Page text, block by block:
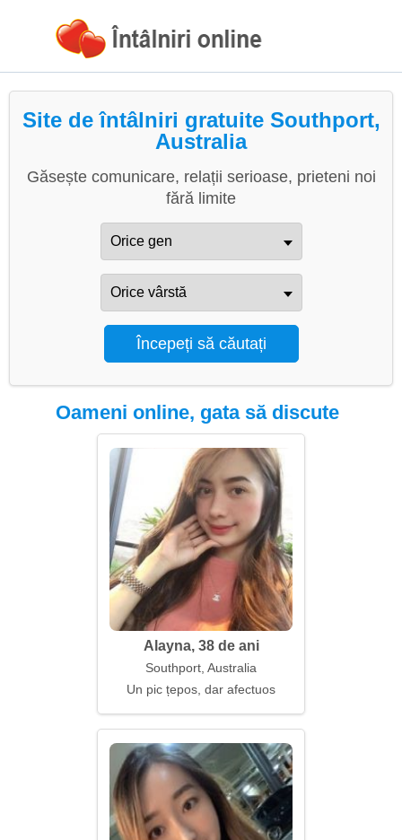
Site de întâlniri gratuite Southport,
Australia
Găsește comunicare, relații serioase, prieteni noi
fără limite
Oameni online, gata să discute
Alayna, 38 de ani
Southport, Australia
Un pic țepos, dar afectuos